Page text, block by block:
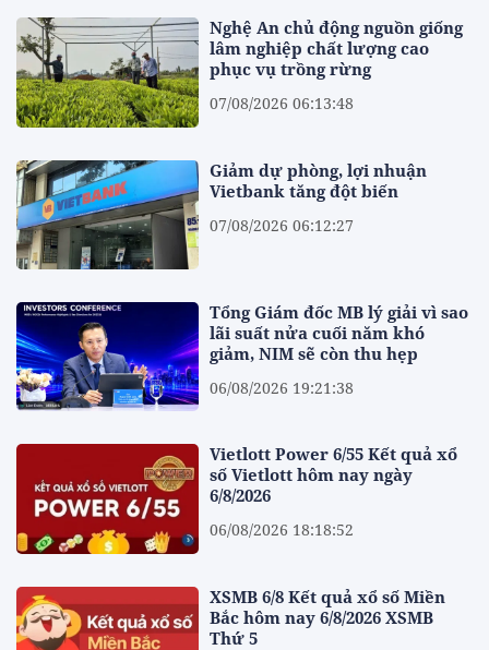
Nghệ An chủ động nguồn giống
lâm nghiệp chất lượng cao
phục vụ trồng rừng
07/08/2026 06:13:48
Giảm dự phòng, lợi nhuận
Vietbank tăng đột biến
07/08/2026 06:12:27
Tổng Giám đốc MB lý giải vì sao
lãi suất nửa cuối năm khó
giảm, NIM sẽ còn thu hẹp
06/08/2026 19:21:38
Vietlott Power 6/55 Kết quả xổ
số Vietlott hôm nay ngày
6/8/2026
06/08/2026 18:18:52
XSMB 6/8 Kết quả xổ số Miền
Bắc hôm nay 6/8/2026 XSMB
Thứ 5